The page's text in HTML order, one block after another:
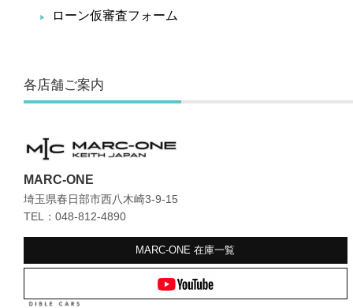
ローン仮審査フォーム
各店舗ご案内
MARC-ONE
埼玉県春日部市西八木崎3-9-15
TEL：048-812-4890
MARC-ONE在庫一覧